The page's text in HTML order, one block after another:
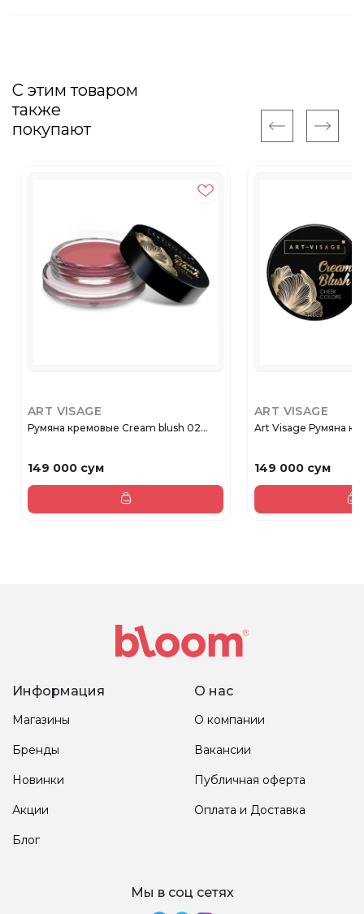
С этим товаром
также
покупают
ART VISAGE
Румяна кремовые Сream blush 02...
149 000 сум
ART VISAGE
Art Visage Румяна
149 000 сум
Информация
Магазины
Бренды
Новинки
Акции
Блог
О нас
О компании
Вакансии
Публичная оферта
Оплата и Доставка
Мы в соц сетях